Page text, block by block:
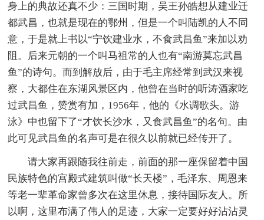
身上的典故还真不少：三国时期，吴王孙皓想从建业迁
都武昌，也就是现在的鄂州，但是一个叫陆凯的人不同
意，于是就上书以“宁饮建业水，不食武昌鱼”来加以劝
阻。后来元朝的一个叫马祖常的人也有“南游莫忘武昌
鱼”的诗句。而到解放后，由于毛主席经常到武汉来视
察，大都住在东湖风景区内，他曾在当时的听涛酒家吃
过武昌鱼，赞赏有加，1956年，他的《水调歌头。游
泳》中也留下了“才饮长沙水，又食武昌鱼”的名句。由
此可见武昌鱼的名声可是在很久以前就已经传开了。
请大家再跟随我往前走，前面的那一座保留着中国
民族特色的宫殿式建筑叫做“长天楼”，毛泽东、周恩来
等老一辈革命家曾多次在这里休息，接待国际友人。所
以啊，这里布满了伟人的足迹，大家一定要好好沾沾灵